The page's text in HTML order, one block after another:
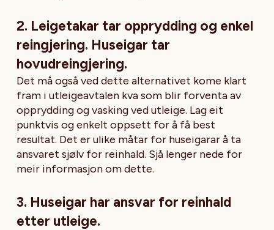
2. Leigetakar tar opprydding og enkel
reingjering. Huseigar tar
hovudreingjering.
Det må også ved dette alternativet kome klart
fram i utleigeavtalen kva som blir forventa av
opprydding og vasking ved utleige. Lag eit
punktvis og enkelt oppsett for å få best
resultat. Det er ulike måtar for huseigarar å ta
ansvaret sjølv for reinhald. Sjå lenger nede for
meir informasjon om dette.
3. Huseigar har ansvar for reinhald
etter utleige.